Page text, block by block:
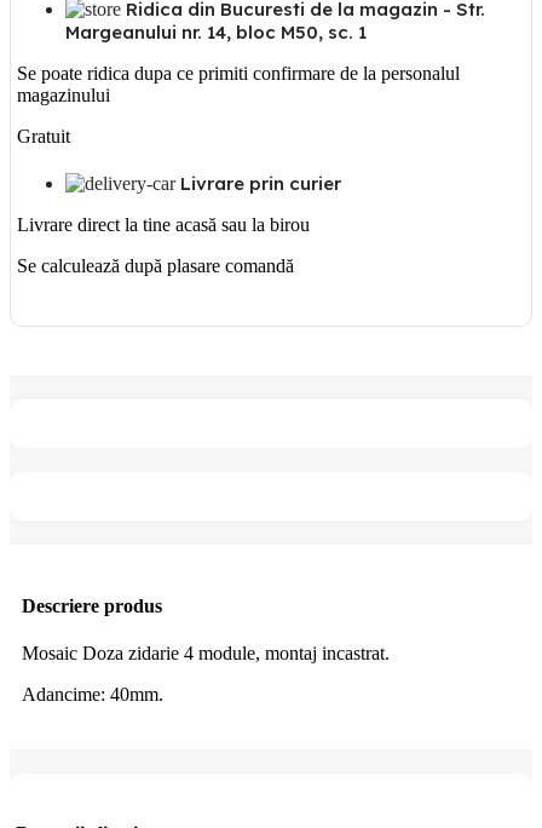
Ridica din Bucuresti de la magazin - Str.
Margeanului nr. 14, bloc M50, sc. 1
Se poate ridica dupa ce primiti confirmare de la personalul
magazinului
Gratuit
Livrare prin curier
Livrare direct la tine acasă sau la birou
Se calculează după plasare comandă
Descriere produs
Mosaic Doza zidarie 4 module, montaj incastrat.
Adancime: 40mm.